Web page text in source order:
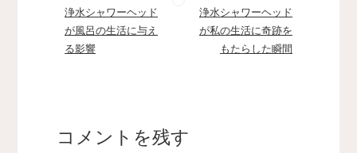
浄水シャワーヘッド
が風呂の生活に与え
る影響
浄水シャワーヘッド
が私の生活に奇跡を
もたらした瞬間
コメントを残す